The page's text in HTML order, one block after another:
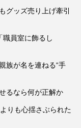
グッズ売り上げ牽引
員室に飾るし
族が名を連ねる“手
るなら何が正解か
りも心揺さぶられた